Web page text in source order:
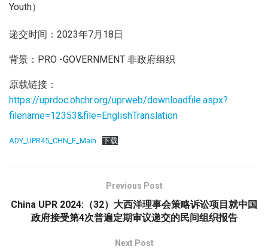
Youth）
递交时间：2023年7月18日
背景：PRO -GOVERNMENT 非政府组织
原载链接：
https://uprdoc.ohchr.org/uprweb/downloadfile.aspx?
filename=12353&file=EnglishTranslation
ADY_UPR45_CHN_E_Main 下载
Previous Post
China UPR 2024:（32）大西洋理事会策略诉讼项目就中国
政府接受第4次普遍定期审议递交的民间组织报告
Next Post